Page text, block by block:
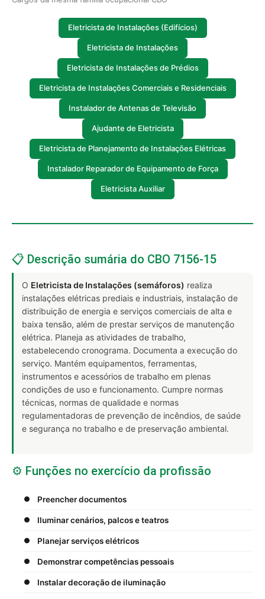
Eletricista de Instalações (Edifícios)
Eletricista de Instalações
Eletricista de Instalações de Prédios
Eletricista de Instalações Comerciais e Residenciais
Instalador de Antenas de Televisão
Ajudante de Eletricista
Eletricista de Planejamento de Instalações Elétricas
Instalador Reparador de Equipamento de Força
Eletricista Auxiliar
📋 Descrição sumária do CBO 7156-15
O Eletricista de Instalações (semáforos) realiza
instalações elétricas prediais e industriais, instalação de
distribuição de energia e serviços comerciais de alta e
baixa tensão, além de prestar serviços de manutenção
elétrica. Planeja as atividades de trabalho,
estabelecendo cronograma. Documenta a execução do
serviço. Mantém equipamentos, ferramentas,
instrumentos e acessórios de trabalho em plenas
condições de uso e funcionamento. Cumpre normas
técnicas, normas de qualidade e normas
regulamentadoras de prevenção de incêndios, de saúde
e segurança no trabalho e de preservação ambiental.
⚙️ Funções no exercício da profissão
Preencher documentos
Iluminar cenários, palcos e teatros
Planejar serviços elétricos
Demonstrar competências pessoais
Instalar decoração de iluminação